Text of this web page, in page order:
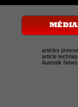
articles presse
article
Autentik News